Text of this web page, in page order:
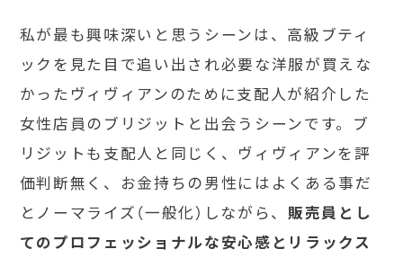
私が最も興味深いと思うシーンは、高級ブティ
ックを見た目で追い出され必要な洋服が買えな
かったヴィヴィアンのために支配人が紹介した
女性店員のブリジットと出会うシーンです。ブ
リジットも支配人と同じく、ヴィヴィアンを評
価判断無く、お金持ちの男性にはよくある事だ
とノーマライズ（一般化）しながら、 販売員とし
てのプロフェッショナルな安心感とリラックス